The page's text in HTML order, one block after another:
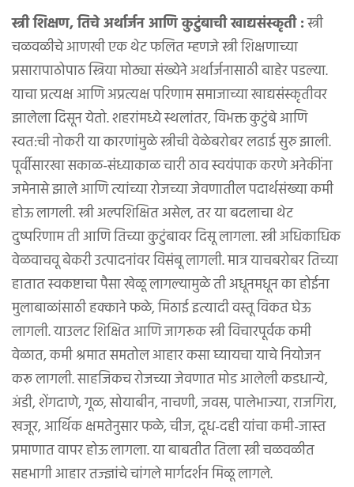
स्त्री शिक्षण, तिचे अर्थार्जन आणि कुटुंबाची खाद्यसंस्कृती :स्त्री
चळवळीचे आणखी एक थेट फलित म्हणजे स्त्री शिक्षणाच्या
प्रसारापाठोपाठ स्त्रिया मोठ्या संख्येने अर्थार्जनासाठी बाहेर पडल्या.
याचा प्रत्यक्ष आणि अप्रत्यक्ष परिणाम समाजाच्या खाद्यसंस्कृतीवर
झालेला दिसून येतो. शहरांमध्ये स्थलांतर, विभक्त कुटुंबे आणि
स्वत:ची नोकरी या कारणांमुळे स्त्रीची वेळेबरोबर लढाई सुरु झाली.
पूर्वीसारखा सकाळ-संध्याकाळ चारी ठाव स्वयंपाक करणे अनेकींना
जमेनासे झाले आणि त्यांच्या रोजच्या जेवणातील पदार्थसंख्या कमी
होऊ लागली. स्त्री अल्पशिक्षित असेल, तर या बदलाचा थेट
दुष्परिणाम ती आणि तिच्या कुटुंबावर दिसू लागला. स्त्री अधिकाधिक
वेळवाचवू बेकरी उत्पादनांवर विसंबू लागली. मात्र याचबरोबर तिच्या
हातात स्वकष्टाचा पैसा खेळू लागल्यामुळे ती अधूनमधून का होईना
मुलाबाळांसाठी हक्काने फळे, मिठाई इत्यादी वस्तू विकत घेऊ
लागली. याउलट शिक्षित आणि जागरूक स्त्री विचारपूर्वक कमी
वेळात, कमी श्रमात समतोल आहार कसा घ्यायचा याचे नियोजन
करू लागली. साहजिकच रोजच्या जेवणात मोड आलेली कडधान्ये,
अंडी, शेंगदाणे, गूळ, सोयाबीन, नाचणी, जवस, पालेभाज्या, राजगिरा,
खजूर, आर्थिक क्षमतेनुसार फळे, चीज, दूध-दही यांचा कमी-जास्त
प्रमाणात वापर होऊ लागला. या बाबतीत तिला स्त्री चळवळीत
सहभागी आहार तज्ज्ञांचे चांगले मार्गदर्शन मिळू लागले.